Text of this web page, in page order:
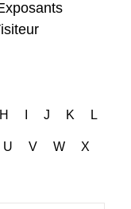
H J K L
U V W X